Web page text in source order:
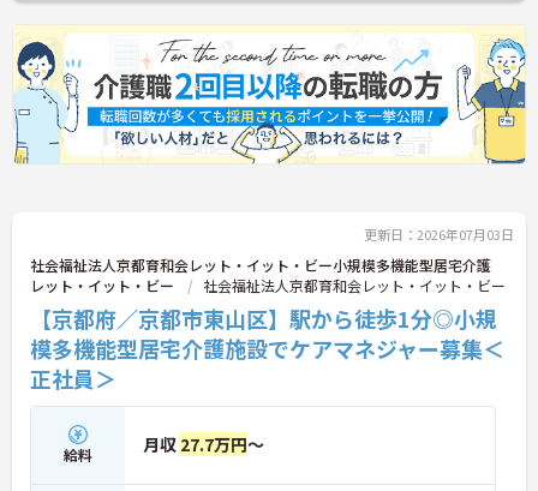
更新日：2026年07月03日
社会福祉法人京都育和会レット・イット・ビー小規模多機能型居宅介護
レット・イット・ビー
社会福祉法人京都育和会レット・イット・ビー
【京都府／京都市東山区】駅から徒歩1分◎小規
模多機能型居宅介護施設でケアマネジャー募集＜
正社員＞
給料 月収 27.7万円～